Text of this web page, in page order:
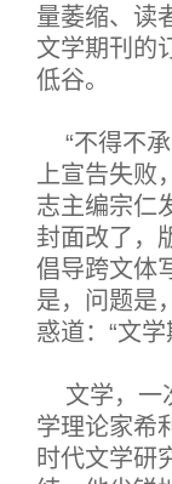
量萎缩、读
文学期刊的
低谷。
“不得不承
上宣告失
志主编宗仁
封面改了，
倡导跨文体
是，问题是
惑道：“文
文学，一
学理论家希
时代文学研